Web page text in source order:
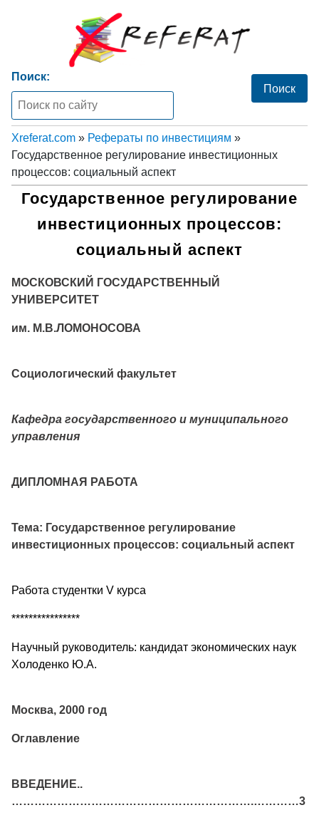
Поиск:
Xreferat.com » Рефераты по инвестициям »
Государственное регулирование инвестиционных
процессов: социальный аспект
Государственное регулирование
инвестиционных процессов:
социальный аспект
МОСКОВСКИЙ ГОСУДАРСТВЕННЫЙ
УНИВЕРСИТЕТ
им. М.В.ЛОМОНОСОВА
Социологический факультет
Кафедра государственного и муниципального
управления
ДИПЛОМНАЯ РАБОТА
Тема: Государственное регулирование
инвестиционных процессов: социальный аспект
Работа студентки V курса
****************
Научный руководитель: кандидат экономических наук
Холоденко Ю.А.
Москва, 2000 год
Оглавление
ВВЕДЕНИЕ..
……………………………………………………….…………3